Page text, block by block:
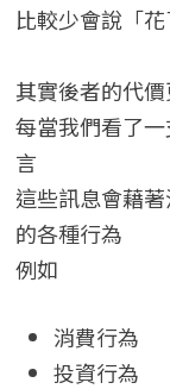
比較少會說「花
其實後者的代
每當我們看了
言
這些訊息會藉
的各種行為
例如
消費行為
投資行為